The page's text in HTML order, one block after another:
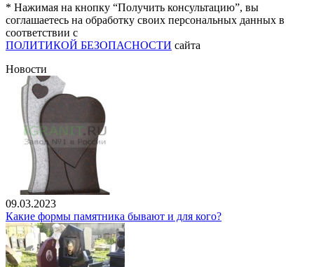
* Нажимая на кнопку “Получить консультацию”, вы
соглашаетесь на обработку своих персональных данных в
соответствии с
ПОЛИТИКОЙ БЕЗОПАСНОСТИ сайта
Новости
09.03.2023
Какие формы памятника бывают и для кого?